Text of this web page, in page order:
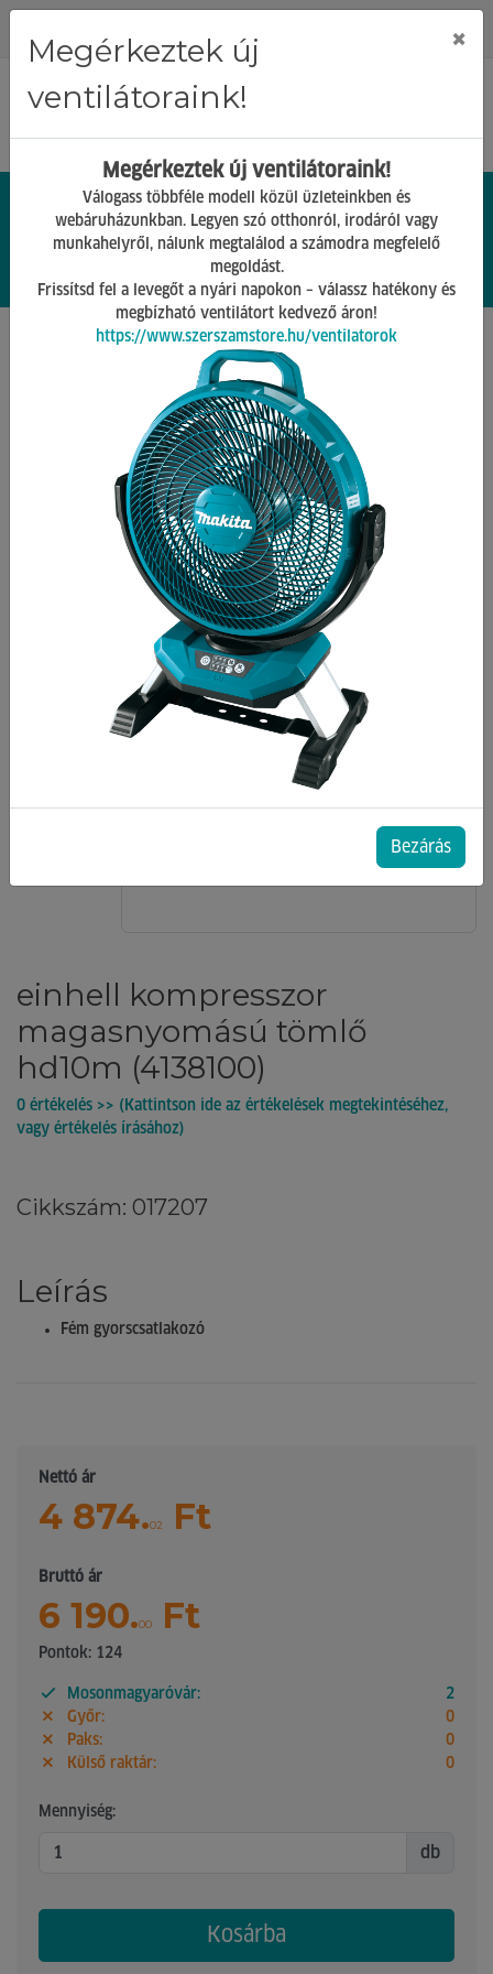
0 0.
Gépek tartozékai
Kompresszor tartozékok
einhell kompresszor magasnyomású tömlő hd10m
einhell kompresszor
magasnyomású tömlő
hd10m (4138100)
0 értékelés >> (Kattintson ide az értékelések megtekintéséhez,
vagy értékelés írásához)
Cikkszám: 017207
Leírás
Fém gyorscsatlakozó
Nettó ár
4 874.02 Ft
Bruttó ár
6 190.00 Ft
Pontok: 124
Mosonmagyaróvár:
2
Győr:
0
Paks:
0
Külső raktár:
0
Mennyiség:
db
Kosárba
Megérkeztek új
ventilátoraink!
×
Megérkeztek új ventilátoraink!
Válogass többféle modell közül üzleteinkben és
webáruházunkban. Legyen szó otthonról, irodáról vagy
munkahelyről, nálunk megtalálod a számodra megfelelő
megoldást.
Frissítsd fel a levegőt a nyári napokon – válassz hatékony és
megbízható ventilátort kedvező áron!
https://www.szerszamstore.hu/ventilatorok
Bezárás